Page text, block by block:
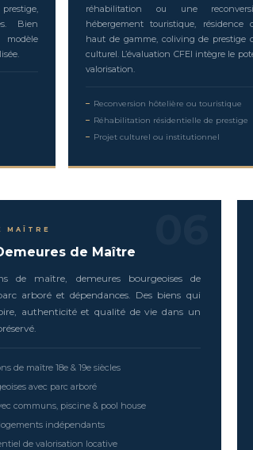
Bien
réhabilitation ou une
hébergement touristique, résidence
haut de gamme, coliving de prestige
culturel. L’évaluation CFEI intègre le
valorisation.
Reconversion hôtelière ou touristique
Réhabilitation résidentielle de prestige
Projet culturel ou institutionnel
MAÎTRE
de Maître
de maître, demeures bourgeoises de
arboré et dépendances. Des biens qui
authenticité et qualité de vie dans un
de maître 18e & 19e siècles
avec parc arboré
communs, piscine & pool house
indépendants
de valorisation locative